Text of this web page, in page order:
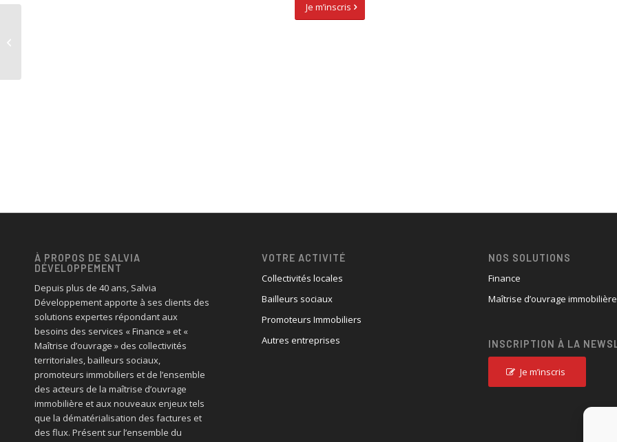
Je m’inscris
À PROPOS DE SALVIA
DÉVELOPPEMENT
Depuis plus de 40 ans, Salvia
Développement apporte à ses clients des
solutions expertes répondant aux
besoins des services « Finance » et «
Maîtrise d’ouvrage » des collectivités
territoriales, bailleurs sociaux,
promoteurs immobiliers et de l’ensemble
des acteurs de la maîtrise d’ouvrage
immobilière et aux nouveaux enjeux tels
que la dématérialisation des factures et
des flux. Présent sur l’ensemble du
VOTRE ACTIVITÉ
Collectivités locales
Bailleurs sociaux
Promoteurs Immobiliers
Autres entreprises
NOS SOLUTIONS
Finance
Maîtrise d’ouvrage immobilière
INSCRIPTION À LA
Je m’inscris